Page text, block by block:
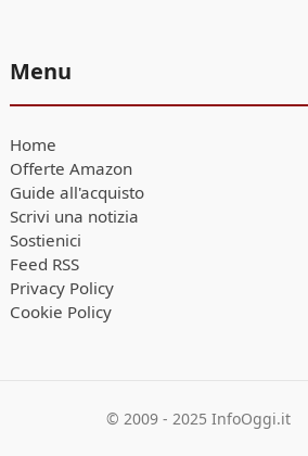
Menu
Home
Offerte Amazon
Guide all'acquisto
Scrivi una notizia
Sostienici
Feed RSS
Privacy Policy
Cookie Policy
© 2009 - 2025 InfoOggi.it